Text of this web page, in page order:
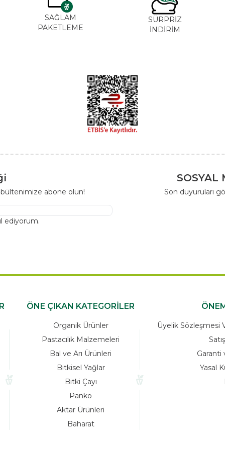
SAĞLAM
PAKETLEME
SÜRPRİZ
İNDİRİM
abone olun!
ediyorum.
SOSYAL
Son duyuruları
ÖNE ÇIKAN KATEGORİLER
Organik Ürünler
Pastacılık Malzemeleri
Bal ve Arı Ürünleri
Bitkisel Yağlar
Bitki Çayı
Panko
Aktar Ürünleri
Baharat
Üyelik Sözleşmesi
Garanti
Yasal